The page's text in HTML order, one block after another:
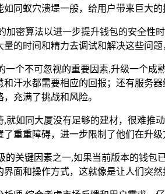
同蚁穴溃堤一般，给用户带来巨大的
加密算法以进一步提升钱包的安全性
的时间和精力去调试和解决这些问
一个不可忽视的重要因素,升级一个
汗水都需要相应的回报；还有服务
充满了挑战和风险。
就如同大厦没有足够的建材，很难推
重重障碍，进一步限制了他们在升级
的关键因素之一,如果当前版本的钱
面和操作方式，这就像是让人们突